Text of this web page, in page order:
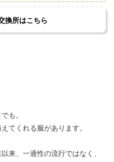
換所はこちら
も。
てくれる服があります。
来、一過性の流行ではなく、